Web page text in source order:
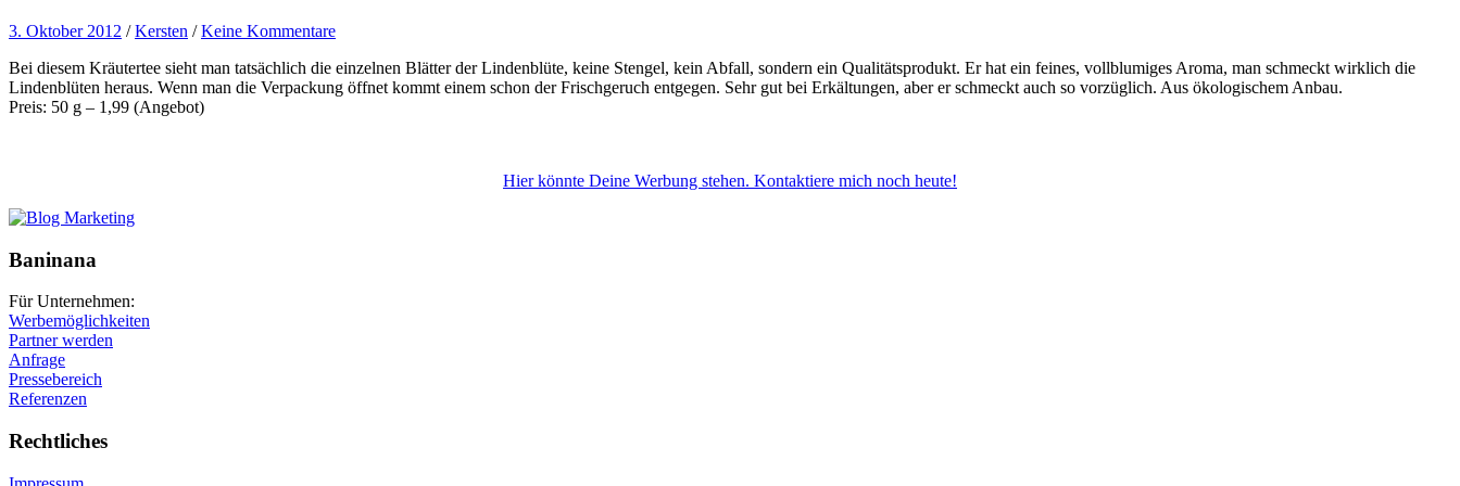
3. Oktober 2012 /Kersten /Keine Kommentare
Bei diesem Kräutertee sieht man tatsächlich die einzelnen Blätter der Lindenblüte, keine Stengel, kein Abfall, sondern ein Qualitätsprodukt. Er hat ein feines, vollblumiges Aroma, man schmeckt wirklich die
Lindenblüten heraus. Wenn man die Verpackung öffnet kommt einem schon der Frischgeruch entgegen. Sehr gut bei Erkältungen, aber er schmeckt auch so vorzüglich. Aus ökologischem Anbau.
Preis: 50 g – 1,99 (Angebot)
Hier könnte Deine Werbung stehen. Kontaktiere mich noch heute!
Baninana
Für Unternehmen:
Werbemöglichkeiten
Partner werden
Anfrage
Pressebereich
Referenzen
Rechtliches